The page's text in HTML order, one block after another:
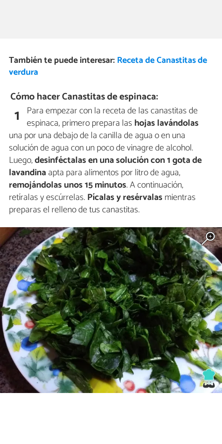
También te puede interesar: Receta de Canastitas de
verdura
Cómo hacer Canastitas de espinaca:
1 Para empezar con la receta de las canastitas de
espinaca, primero prepara las hojas lavándolas
una por una debajo de la canilla de agua o en una
solución de agua con un poco de vinagre de alcohol.
Luego,desinféctalas en una solución con 1 gota de
lavandinaapta para alimentos por litro de agua,
remojándolas unos 15 minutos. A continuación,
retíralas y escúrrelas. Pícalas y resérvalas mientras
preparas el relleno de tus canastitas.